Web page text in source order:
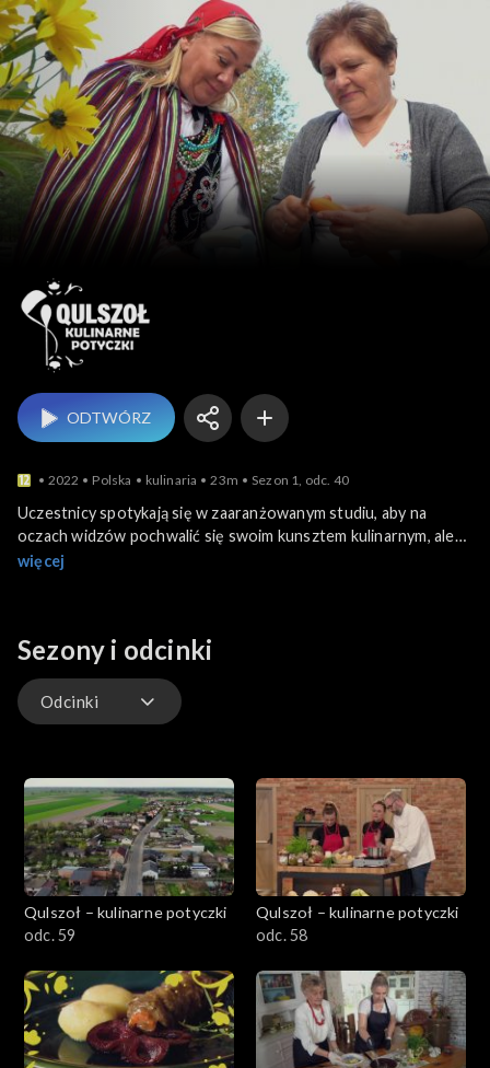
Qulszoł – kulinarne
ODTWÓRZ
2022 Polska kulinaria 23m Sezon 1, odc. 40
Uczestnicy spotykają się w zaaranżowanym studiu, aby na
oczach widzów pochwalić się swoim kunsztem kulinarnym, ale
też dać pretekst do opowieści o historii i tradycji miejsc,
oczywiście smacznie.
więcej
Sezony i odcinki
Odcinki
Qulszoł – kulinarne potyczki
odc. 59
Qulszoł – kulinarne potyczki
odc. 58